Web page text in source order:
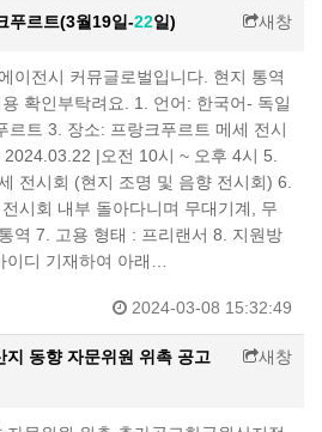
푸르트(3월19일-22일) 새창
이전시 커뮤글로벌입니다. 현지 통역
확인부탁려요. 1. 언어: 한국어- 독일
르트 3. 장소: 프랑크푸르트 메세 전시
|오전 10시 ~ 오후 4시 5.
전시회 (현지 조명 및 음향 전시회) 6.
시회 내부 돌아다니며 무대기계, 무
역 7. 고용 형태 : 프리랜서 8. 지원방
이디 기재하여 아래…
2024-03-08 15:32:49
지 동향 자문위원 위촉 공고
새창